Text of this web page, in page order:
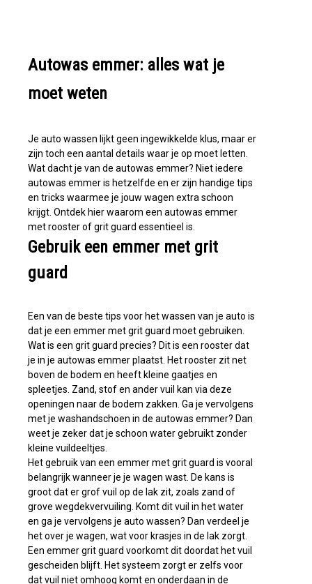
Autowas emmer: alles wat je
moet weten
Je auto wassen lijkt geen ingewikkelde klus, maar er
zijn toch een aantal details waar je op moet letten.
Wat dacht je van de autowas emmer? Niet iedere
autowas emmer is hetzelfde en er zijn handige tips
en tricks waarmee je jouw wagen extra schoon
krijgt. Ontdek hier waarom een autowas emmer
met rooster of grit guard essentieel is.
Gebruik een emmer met grit
guard
Een van de beste tips voor het wassen van je auto is
dat je een emmer met grit guard moet gebruiken.
Wat is een grit guard precies? Dit is een rooster dat
je in je autowas emmer plaatst. Het rooster zit net
boven de bodem en heeft kleine gaatjes en
spleetjes. Zand, stof en ander vuil kan via deze
openingen naar de bodem zakken. Ga je vervolgens
met je washandschoen in de autowas emmer? Dan
weet je zeker dat je schoon water gebruikt zonder
kleine vuildeeltjes.
Het gebruik van een emmer met grit guard is vooral
belangrijk wanneer je je wagen wast. De kans is
groot dat er grof vuil op de lak zit, zoals zand of
grove wegdekvervuiling. Komt dit vuil in het water
en ga je vervolgens je auto wassen? Dan verdeel je
het over je wagen, wat voor krasjes in de lak zorgt.
Een emmer grit guard voorkomt dit doordat het vuil
gescheiden blijft. Het systeem zorgt er zelfs voor
dat vuil niet omhoog komt en onderdaan in de